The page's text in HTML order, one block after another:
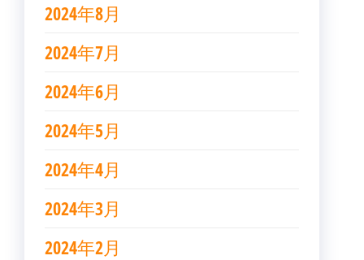
2024年8月
2024年7月
2024年6月
2024年5月
2024年4月
2024年3月
2024年2月